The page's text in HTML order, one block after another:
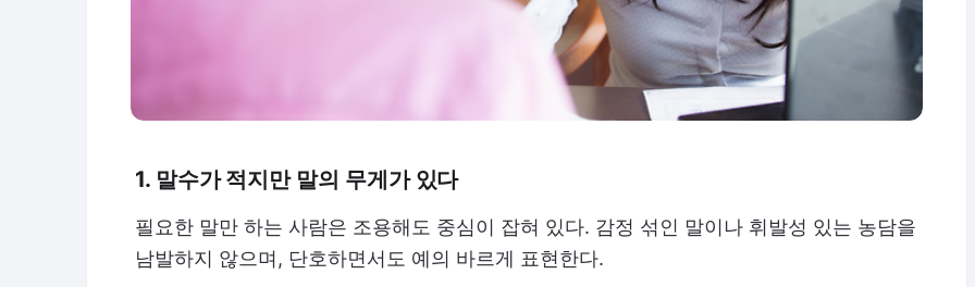
1. 말수가 적지만 말의 무게가 있다
필요한 말만 하는 사람은 조용해도 중심이 잡혀 있다. 감정 섞인 말이나 휘발성 있는 농담을
남발하지 않으며, 단호하면서도 예의 바르게 표현한다.